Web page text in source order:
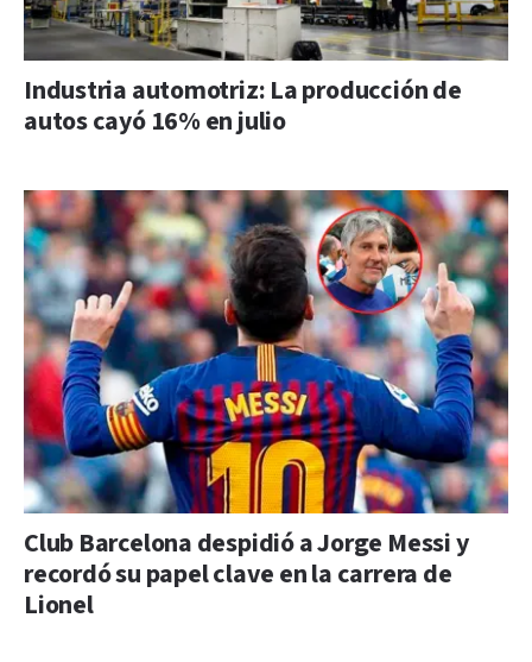
Industria automotriz: La producción de
autos cayó 16% en julio
Club Barcelona despidió a Jorge Messi y
recordó su papel clave en la carrera de
Lionel